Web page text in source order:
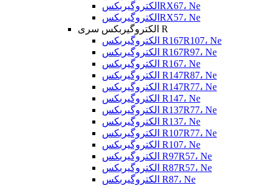
الکتروگیربکسRX67، Ne
الکتروگیربکسRX57، Ne
الکتروگیربکس سری R
الکتروگیربکس R167R107، Ne
الکتروگیربکس R167R97، Ne
الکتروگیربکس R167، Ne
الکتروگیربکس R147R87، Ne
الکتروگیربکس R147R77، Ne
الکتروگیربکس R147، Ne
الکتروگیربکس R137R77، Ne
الکتروگیربکس R137، Ne
الکتروگیربکس R107R77، Ne
الکتروگیربکس R107، Ne
الکتروگیربکس R97R57، Ne
الکتروگیربکس R87R57، Ne
الکتروگیربکس R87، Ne